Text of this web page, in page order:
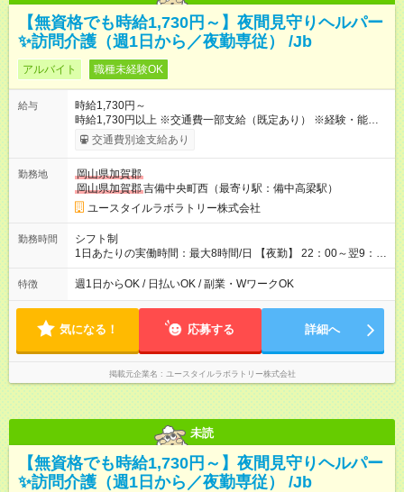
【無資格でも時給1,730円～】夜間見守りヘルパー
✨訪問介護（週1日から／夜勤専従） /Jb
アルバイト 職種未経験OK
給与
時給1,730円～
時給1,730円以上 ※交通費一部支給（既定あり） ※経験・能力を
考慮して決定します 【収入例】 週1回勤務の場合：1,730円×8時
間×4回=5万5,360円 週3回勤務の場合：1,730円×8時間×12回
月 ※ 雇用形態と給与に、本採用時と異なる部分があります。 雇
用形態：本採用時と同じです。 給与：時給 1,480円以上
交通費別途支給あり
勤務地
岡山県加賀郡
岡山県加賀郡吉備中央町西（最寄り駅：備中高梁駅）
ユースタイルラボラトリー株式会社
勤務時間
シフト制
1日あたりの実働時間：最大8時間/日 【夜勤】 22：00～翌9：
00 ※週1日～OK ／ 夜勤専従 ＊＊ 勤務時間例 ＊＊ ■22時か
ら翌7時 ■23時から翌8時 ■24時から翌9時 など ※上記の時間
ます。 ※曜日固定（毎週同じ曜日での勤務となります）
特徴 週1日からOK / 日払いOK / 副業・WワークOK
気になる！ 応募する 詳細へ
掲載元企業名 ユースタイルラボラトリー株式会社
未読
【無資格でも時給1,730円～】夜間見守りヘルパー
✨訪問介護（週1日から／夜勤専従） /Jb